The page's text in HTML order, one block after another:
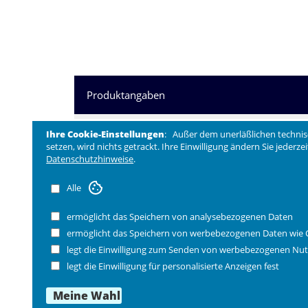
Ihre Cookie-Einstellungen: Außer dem unerläßlichen
setzen, wird nichts getrackt. Ihre Einwilligung ändern Sie
Datenschutzhinweise.
Alle
ermöglicht das Speichern von analysebezogenen Daten
ermöglicht das Speichern von werbebezogenen Daten wie
legt die Einwilligung zum Senden von werbebezogenen
legt die Einwilligung für personalisierte Anzeigen fest
Produktangaben
Serie Chalet aus der Spring Ceramic
Feuerfest, auch auf dem Grill oder direkt
Maße:
Ø 20 cm, Ø Boden 16,5 cm, 9 cm hoch ( mit
FAQ Antworten auf häufige Fragen
Bestellnummer 3780015120 , Auslaufartikel